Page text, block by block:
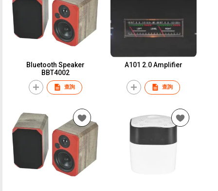
Bluetooth Speaker
BBT4002
查詢
A101 2.0 Amplifier
查詢